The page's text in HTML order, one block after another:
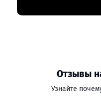
Отзывы
Узнайте